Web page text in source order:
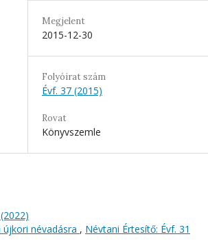
Megjelent
2015-12-30
Folyóirat szám
Évf. 37 (2015)
Rovat
Könyvszemle
névadásra , Névtani Értesítő: Évf. 31